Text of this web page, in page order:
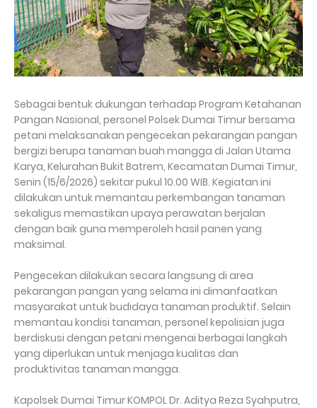
Sebagai bentuk dukungan terhadap Program Ketahanan
Pangan Nasional, personel Polsek Dumai Timur bersama
petani melaksanakan pengecekan pekarangan pangan
bergizi berupa tanaman buah mangga di Jalan Utama
Karya, Kelurahan Bukit Batrem, Kecamatan Dumai Timur,
Senin (15/6/2026) sekitar pukul 10.00 WIB. Kegiatan ini
dilakukan untuk memantau perkembangan tanaman
sekaligus memastikan upaya perawatan berjalan
dengan baik guna memperoleh hasil panen yang
maksimal.
Pengecekan dilakukan secara langsung di area
pekarangan pangan yang selama ini dimanfaatkan
masyarakat untuk budidaya tanaman produktif. Selain
memantau kondisi tanaman, personel kepolisian juga
berdiskusi dengan petani mengenai berbagai langkah
yang diperlukan untuk menjaga kualitas dan
produktivitas tanaman mangga.
Kapolsek Dumai Timur KOMPOL Dr. Aditya Reza Syahputra,